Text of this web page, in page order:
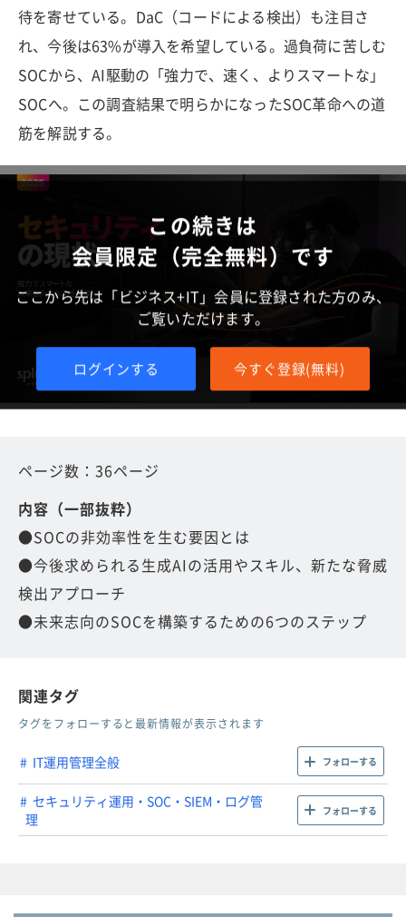
待を寄せている。DaC（コードによる検出）も注目さ
れ、今後は63%が導入を希望している。過負荷に苦しむ
SOCから、AI駆動の「強力で、速く、よりスマートな」
SOCへ。この調査結果で明らかになったSOC革命への道
筋を解説する。
この続きは
会員限定（完全無料）です
ここから先は「ビジネス+IT」会員に登録された方のみ、
ご覧いただけます。
ログインする 今すぐ登録(無料)
ページ数：36ページ
内容（一部抜粋）
●SOCの非効率性を生む要因とは
●今後求められる生成AIの活用やスキル、新たな脅威
検出アプローチ
●未来志向のSOCを構築するための6つのステップ
関連タグ
タグをフォローすると最新情報が表示されます
IT運用管理全般 フォローする
セキュリティ運用・SOC・SIEM・ログ管
理
フォローする